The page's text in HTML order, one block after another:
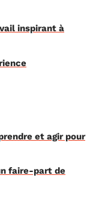
inspirant à
et agir pour
faire-part de